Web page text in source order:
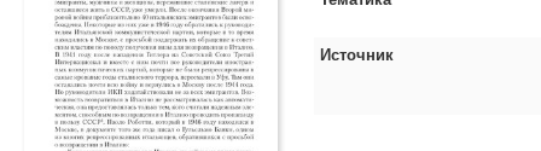
Источник